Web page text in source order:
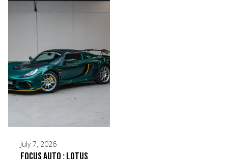
July 7, 2026